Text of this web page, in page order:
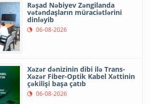
Rəşad Nəbiyev Zəngilanda
vətəndaşların müraciətlərini
dinləyib
06-08-2026
Xəzər dənizinin dibi ilə Trans-
Xəzər Fiber-Optik Kabel Xəttinin
çəkilişi başa çatıb
06-08-2026